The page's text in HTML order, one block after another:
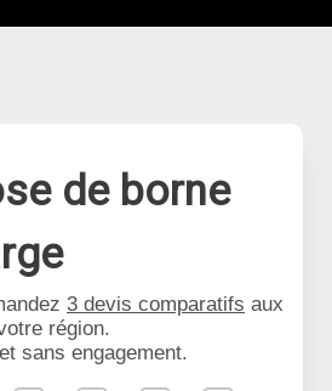
de borne
3 devis comparatifs aux
région.
sans engagement.